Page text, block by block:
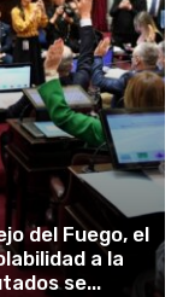
del Fuego, el
a la
se...